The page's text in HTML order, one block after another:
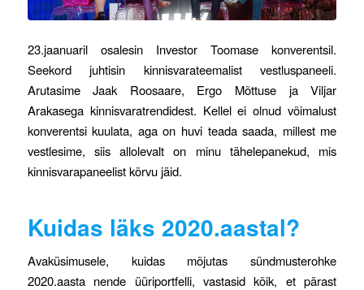
23.jaanuaril osalesin Investor Toomase konverentsil.
Seekord juhtisin kinnisvarateemalist vestluspaneeli.
Arutasime Jaak Roosaare, Ergo Mõttuse ja Viljar
Arakasega kinnisvaratrendidest. Kellel ei olnud võimalust
konverentsi kuulata, aga on huvi teada saada, millest me
vestlesime, siis allolevalt on minu tähelepanekud, mis
kinnisvarapaneelist kõrvu jäid.
Kuidas läks 2020.aastal?
Avaküsimusele, kuidas mõjutas sündmusterohke
2020.aasta nende üüriportfelli, vastasid kõik, et pärast